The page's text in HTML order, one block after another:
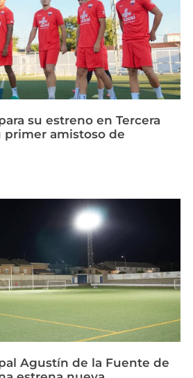
su estreno en Tercera
primer amistoso de
Agustín de la Fuente de